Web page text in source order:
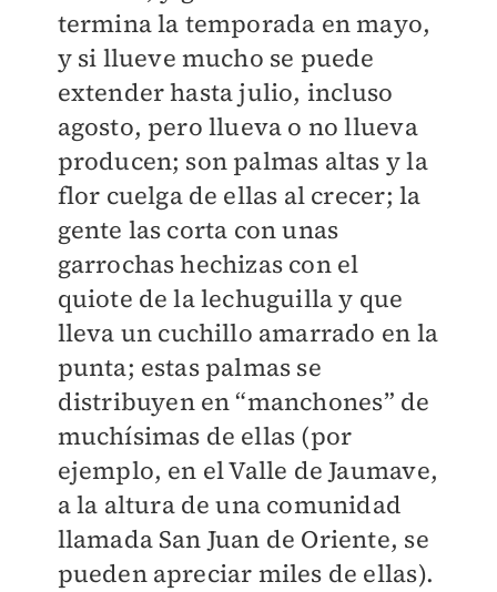
termina la temporada en mayo,
y si llueve mucho se puede
extender hasta julio, incluso
agosto, pero llueva o no llueva
producen; son palmas altas y la
flor cuelga de ellas al crecer; la
gente las corta con unas
garrochas hechizas con el
quiote de la lechuguilla y que
lleva un cuchillo amarrado en la
punta; estas palmas se
distribuyen en “manchones” de
muchísimas de ellas (por
ejemplo, en el Valle de Jaumave,
a la altura de una comunidad
llamada San Juan de Oriente, se
pueden apreciar miles de ellas).